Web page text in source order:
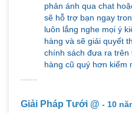
phản ánh qua chat
sẽ hỗ trợ bạn ngay
luôn lắng nghe mọi ý
hàng và sẽ giải quyết
chính sách đưa ra trên
hàng cũ quý hơn kiếm
Giải Pháp Tưới @ - 10